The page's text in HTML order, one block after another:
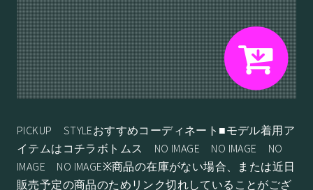
PICKUP STYLEおすすめコーディネート■モデル着用ア
イテムはコチラボトムス NO IMAGE NO IMAGE NO
IMAGE NO IMAGE※商品の在庫がない場合、または近日
販売予定の商品のためリンク切れしていることがござ